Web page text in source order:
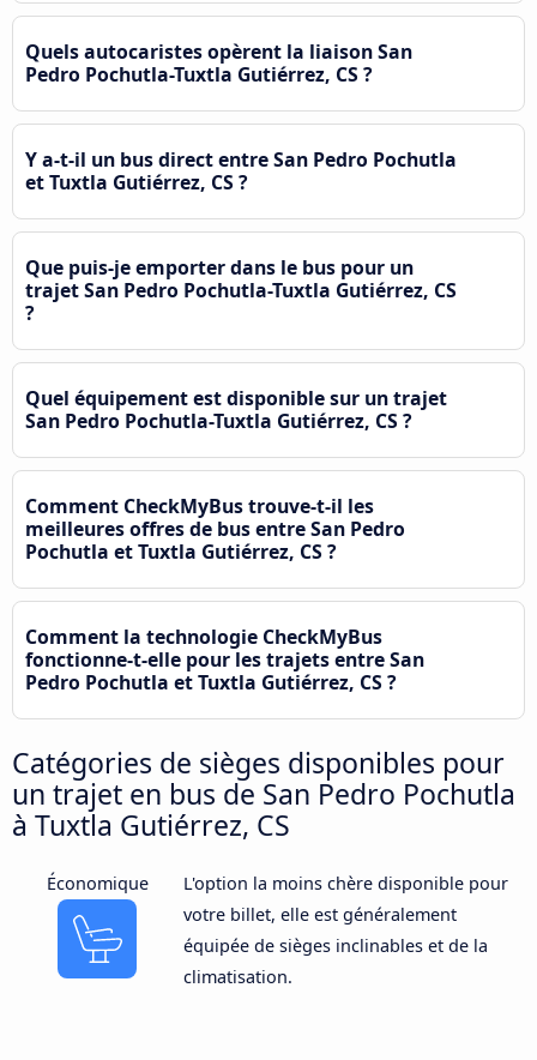
Quels autocaristes opèrent la liaison San
Pedro Pochutla-Tuxtla Gutiérrez, CS ?
Y a-t-il un bus direct entre San Pedro Pochutla
et Tuxtla Gutiérrez, CS ?
Que puis-je emporter dans le bus pour un
trajet San Pedro Pochutla-Tuxtla Gutiérrez, CS
?
Quel équipement est disponible sur un trajet
San Pedro Pochutla-Tuxtla Gutiérrez, CS ?
Comment CheckMyBus trouve-t-il les
meilleures offres de bus entre San Pedro
Pochutla et Tuxtla Gutiérrez, CS ?
Comment la technologie CheckMyBus
fonctionne-t-elle pour les trajets entre San
Pedro Pochutla et Tuxtla Gutiérrez, CS ?
Catégories de sièges disponibles pour
un trajet en bus de San Pedro Pochutla
à Tuxtla Gutiérrez, CS
Économique
L'option la moins chère disponible pour
votre billet, elle est généralement
équipée de sièges inclinables et de la
climatisation.